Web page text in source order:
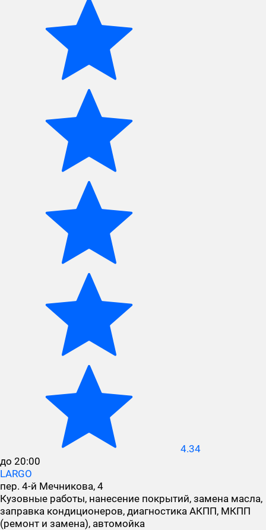
4.34
до 20:00
LARGO
пер. 4-й Мечникова, 4
Кузовные работы, нанесение покрытий, замена масла,
заправка кондиционеров, диагностика АКПП, МКПП
(ремонт и замена), автомойка